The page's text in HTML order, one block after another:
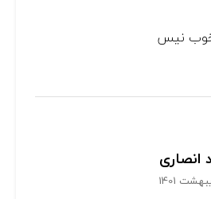
نیس
انصاری